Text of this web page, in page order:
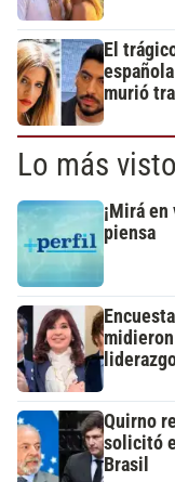
El
murió
Lo más
¡Mirá
piensa
Quirno
solicitó
Brasil